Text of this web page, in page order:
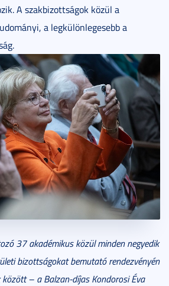
A szakbizottságok közül a
a legkülönlegesebb a
37 akadémikus közül minden negyedik
bizottságokat bemutató rendezvényén
– a Balzan-díjas Kondorosi Éva